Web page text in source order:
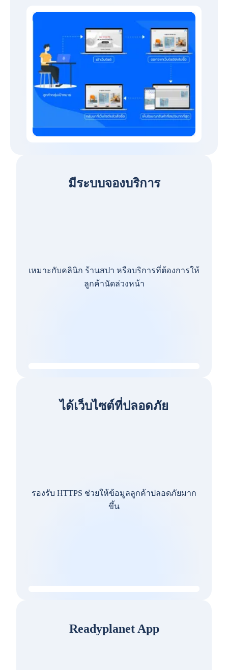
มีระบบจองบริการ
เหมาะกับคลินิก ร้านสปา หรือบริการที่ต้องการให้
ลูกค้านัดล่วงหน้า
ได้เว็บไซต์ที่ปลอดภัย
รองรับ HTTPS ช่วยให้ข้อมูลลูกค้าปลอดภัยมาก
ขึ้น
Readyplanet App